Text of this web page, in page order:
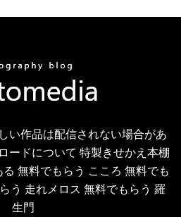
い作品は配信されない場合があ
ードについて 特製きせかえ本棚
無料でもらう こころ 無料でも
う 走れメロス 無料でもらう 羅
生門